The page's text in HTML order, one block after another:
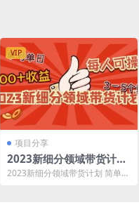
VIP
项目分享
2023新细分领域带货计
划：单号单日1000 收益不
2023新细分领域带货计划 简单来